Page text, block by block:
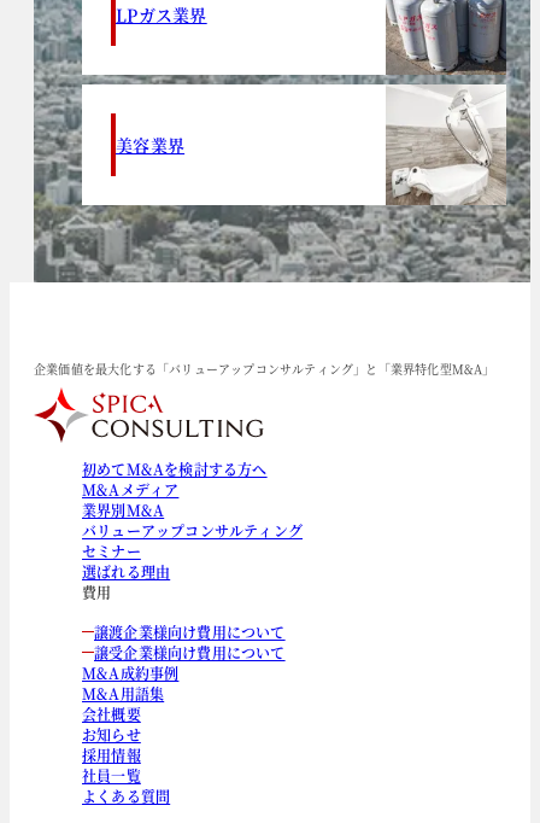
LPガス業界
美容業界
企業価値を最大化する「バリューアップコンサルティング」と「業界特化型M&A」
初めてM&Aを検討する方へ
M&Aメディア
業界別M&A
バリューアップコンサルティング
セミナー
選ばれる理由
費用
譲渡企業様向け費用について
譲受企業様向け費用について
M&A成約事例
M&A用語集
会社概要
お知らせ
採用情報
社員一覧
よくある質問